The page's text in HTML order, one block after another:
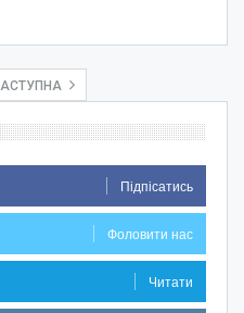
Підпісатись
Фоловити нас
Читати